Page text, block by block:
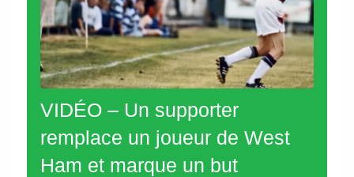
VIDÉO – Un supporter
remplace un joueur de West
Ham et marque un but